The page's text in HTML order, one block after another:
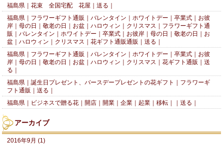
福島県｜花束 全国宅配 花屋｜送る｜
福島県｜フラワーギフト通販｜バレンタイン｜ホワイトデー｜卒業式｜お彼
岸｜母の日｜敬老の日｜お盆｜ハロウィン｜クリスマス｜フラワーギフト通
販｜バレンタイン｜ホワイトデー｜卒業式｜お彼岸｜母の日｜敬老の日｜お
盆｜ハロウィン｜クリスマス｜花ギフト通販通販｜送る｜
福島県｜フラワーギフト通販｜バレンタイン｜ホワイトデー｜卒業式｜お彼
岸｜母の日｜敬老の日｜お盆｜ハロウィン｜クリスマス｜花ギフト通販｜送
る｜
福島県｜誕生日プレゼント、バースデープレゼントの花ギフト｜フラワーギ
フト通販｜送る｜
福島県｜ビジネスで贈る花｜開店｜開業｜企業｜起業｜移転｜｜送る｜
アーカイブ
2016年9月 (1)